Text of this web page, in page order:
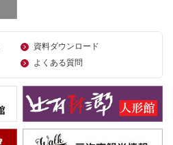
資料ダウンロード
よくある質問